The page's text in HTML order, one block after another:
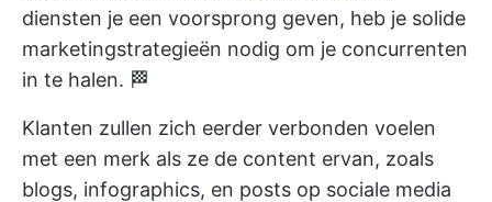
diensten je een voorsprong geven, heb je solide
marketingstrategieën nodig om je concurrenten
in te halen. 🏁
Klanten zullen zich eerder verbonden voelen
met een merk als ze de content ervan, zoals
blogs, infographics, en posts op sociale media